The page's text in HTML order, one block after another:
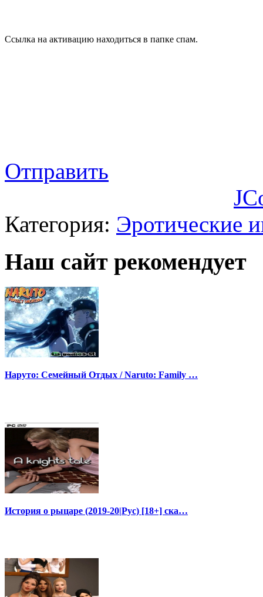
Ссылка на активацию находиться в папке спам.
Отправить
Категория: Эротические
Наш сайт рекомендует
Наруто: Семейный Отдых / Naruto: Family …
История о рыцаре (2019-20|Рус) [18+] ска…